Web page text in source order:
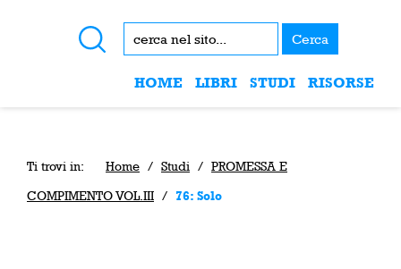
Cerca
HOME LIBRI STUDI RISORSE
Ti trovi in: Home / Studi / PROMESSA E
COMPIMENTO VOL.III / 76: Solo